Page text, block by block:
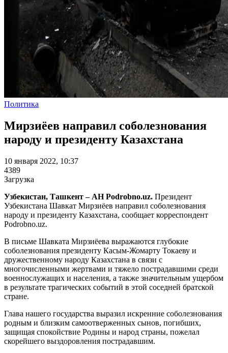
Политика
Мирзиёев направил соболезнования
народу и президенту Казахстана
10 января 2022, 10:37
4389
Загрузка
Узбекистан, Ташкент – АН Podrobno.uz. Президент
Узбекистана Шавкат Мирзиёев направил соболезнования
народу и президенту Казахстана, сообщает корреспондент
Podrobno.uz.
В письме Шавката Мирзиёева выражаются глубокие
соболезнования президенту Касым-Жомарту Токаеву и
дружественному народу Казахстана в связи с
многочисленными жертвами и тяжело пострадавшими среди
военнослужащих и населения, а также значительным ущербом
в результате трагических событий в этой соседней братской
стране.
Глава нашего государства выразил искренние соболезнования
родным и близким самоотверженных сынов, погибших,
защищая спокойствие Родины и народ страны, пожелал
скорейшего выздоровления пострадавшим.